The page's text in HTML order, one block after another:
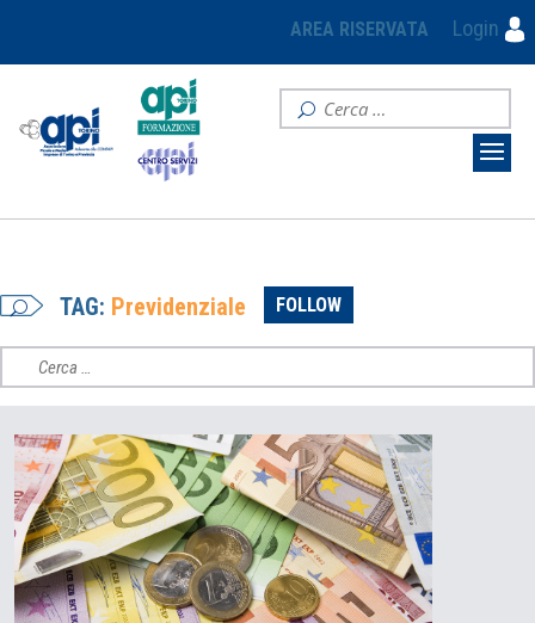
AREA RISERVATA Login
TAG: Previdenziale FOLLOW